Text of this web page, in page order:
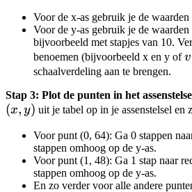
Voor de x-as gebruik je de
Voor de y-as gebruik je de
bijvoorbeeld met stapjes van 10.
benoemen (bijvoorbeeld x en y ofv
schaalverdeling aan te brengen.
Stap 3: Plot de punten in het
(x,
(x, y) uit je tabel op in je assenstelsel en
Voor punt (0, 64): Ga 0 stappen
stappen omhoog op de y-as.
Voor punt (1, 48): Ga 1 stap naar
stappen omhoog op de y-as.
En zo verder voor alle andere